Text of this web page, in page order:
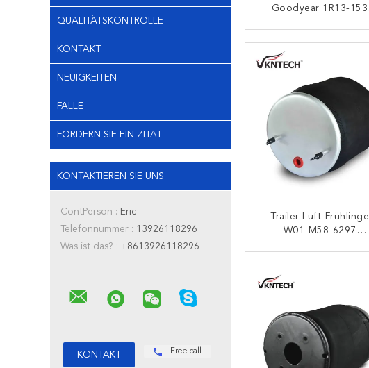
QUALITÄTSKONTROLLE
KONTAKT
NEUIGKEITEN
FÄLLE
FORDERN SIE EIN ZITAT
KONTAKTIEREN SIE UNS
ContPerson : Eric
Telefonnummer : 13926118296
Was ist das? : +8613926118296
Free call
Goodyear 1R13-153
KONTAKT
Trailer-Luft-Frühlinge
W01-M58-6297
KONTAKT